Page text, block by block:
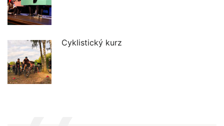
Cyklistický kurz